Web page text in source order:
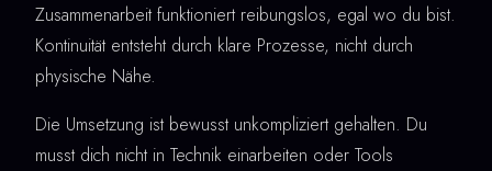
Zusammenarbeit funktioniert reibungslos, egal wo du bist.
Kontinuität entsteht durch klare Prozesse, nicht durch
physische Nähe.
Die Umsetzung ist bewusst unkompliziert gehalten. Du
musst dich nicht in Technik einarbeiten oder Tools